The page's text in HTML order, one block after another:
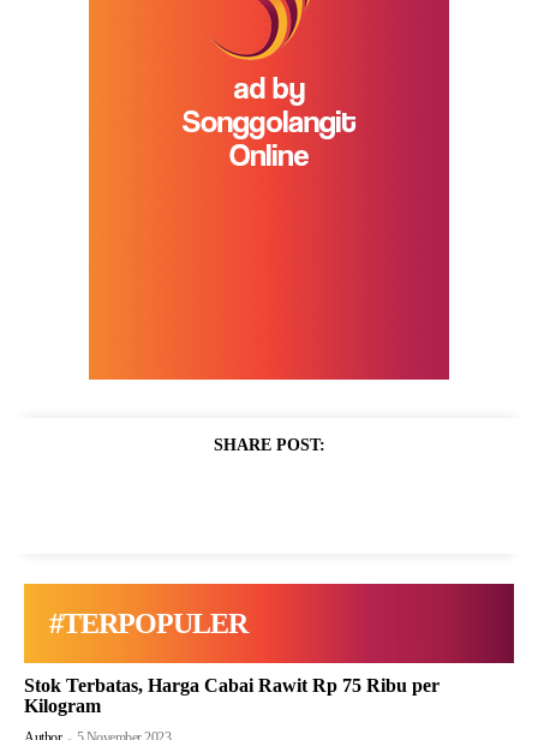
SHARE POST:
#TERPOPULER
Stok Terbatas, Harga Cabai Rawit Rp 75 Ribu per
Kilogram